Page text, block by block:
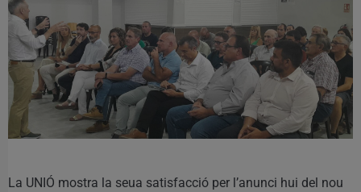
La UNIÓ mostra la seua satisfacció per l’anunci hui del nou